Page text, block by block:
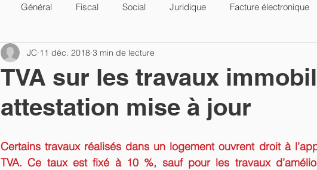
Général Fiscal Social Juridique Facture électronique
TVA sur les travaux
attestation mise à jour
JC 11 déc. 2018 3 min de lecture
Certains travaux réalisés dans un logement ouvrent droit à
TVA. Ce taux est fixé à 10 %, sauf pour les travaux